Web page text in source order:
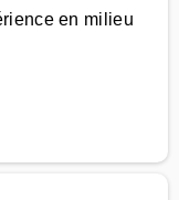
en milieu